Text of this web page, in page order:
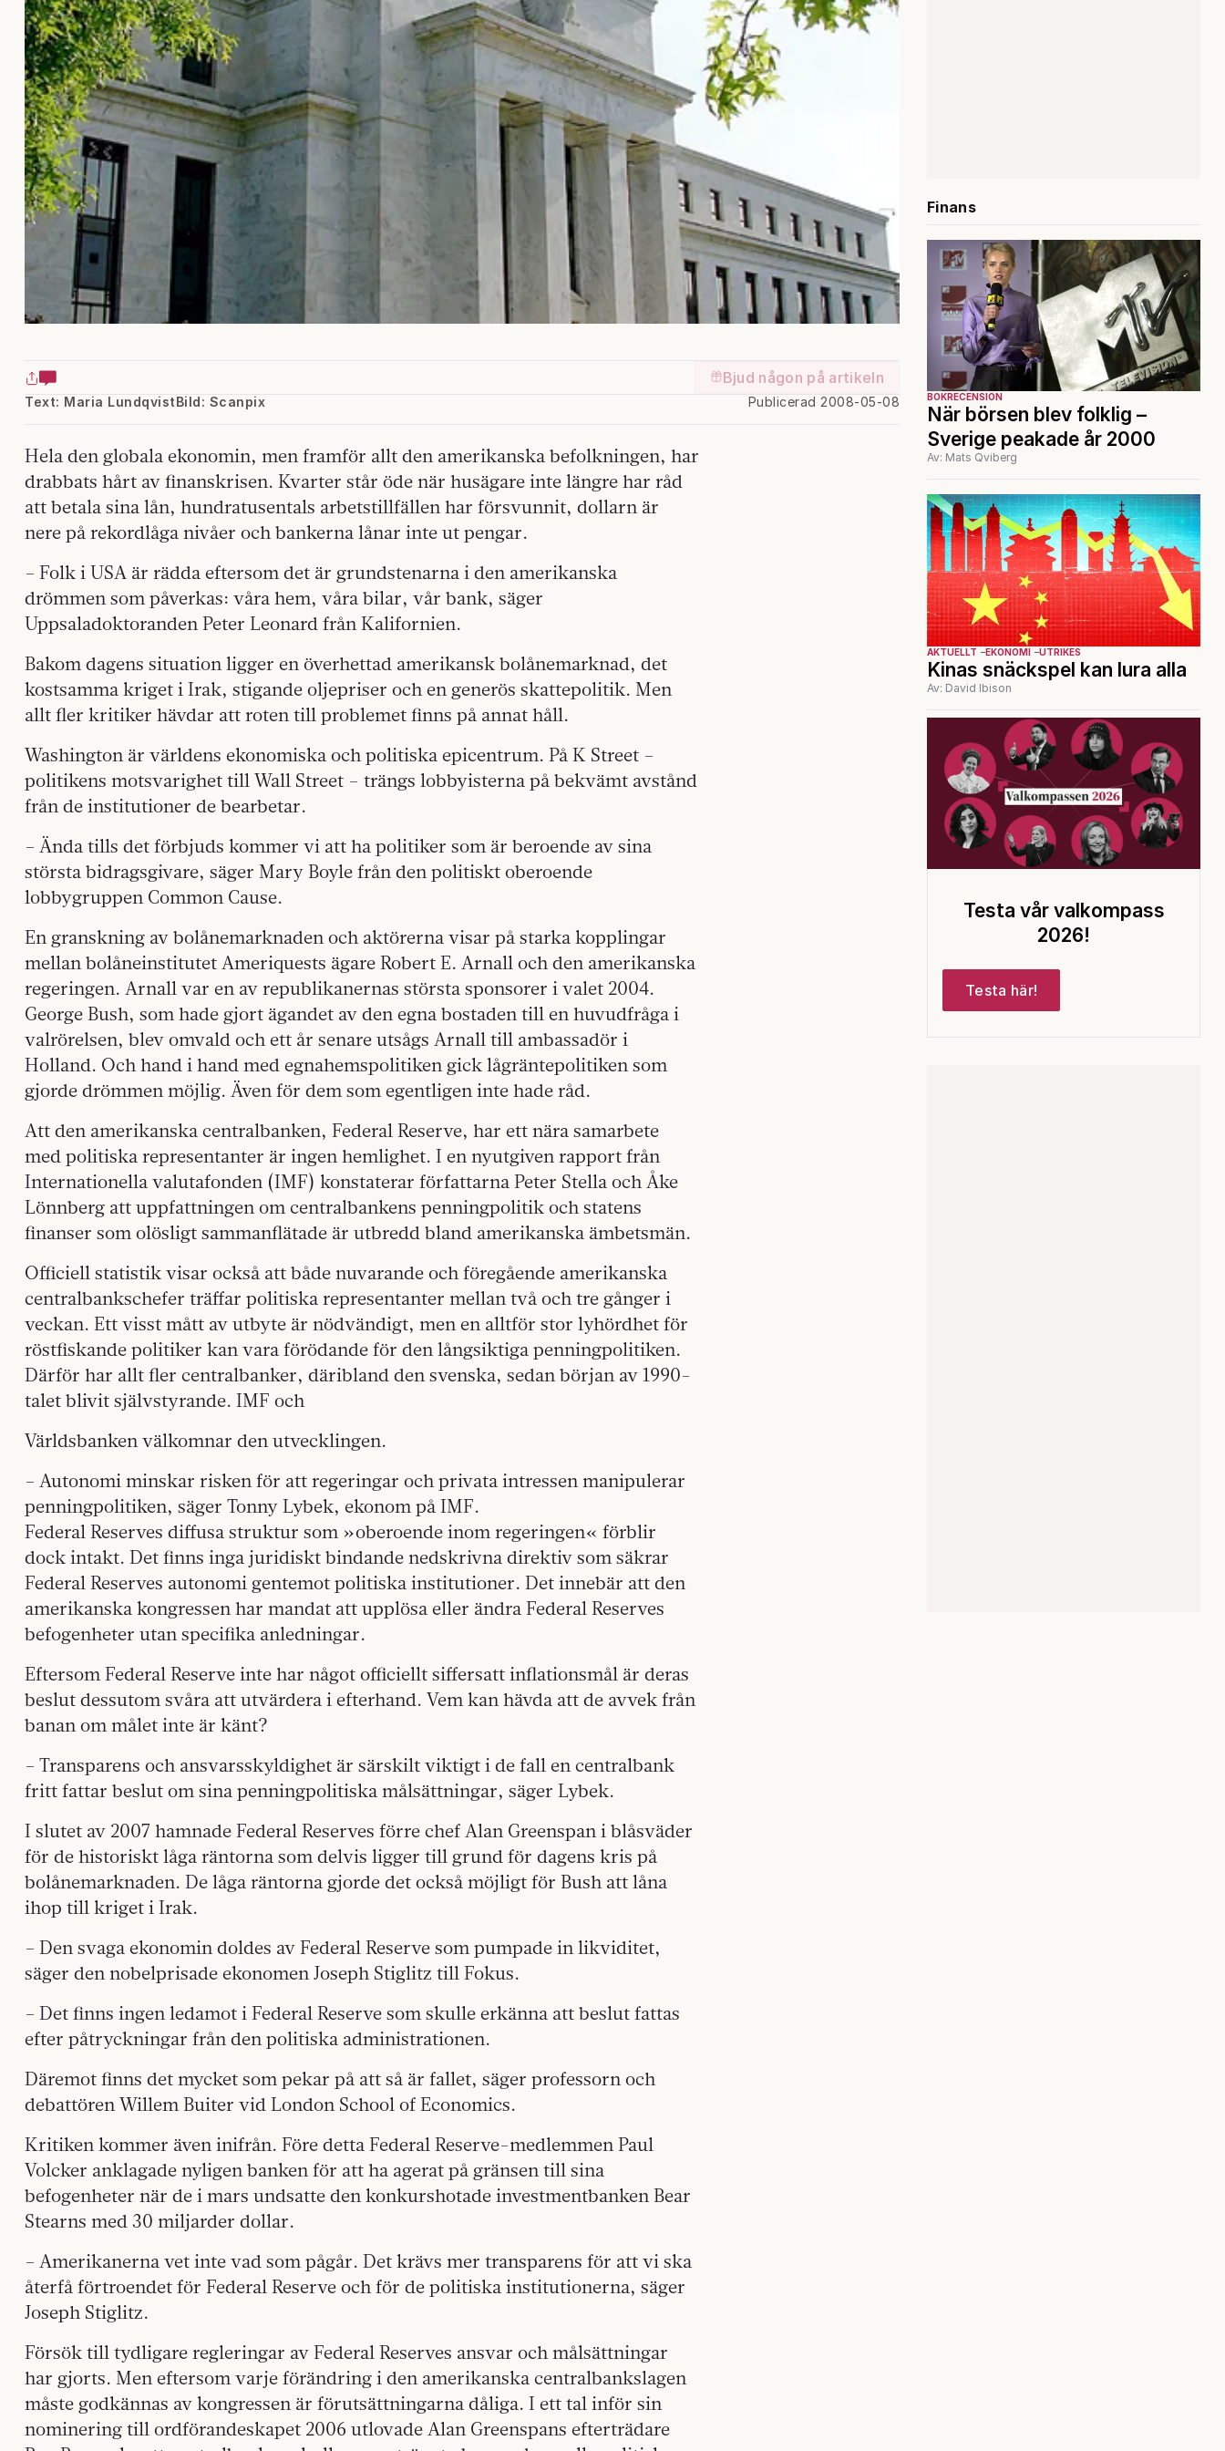
Bjud någon på artikeln
Text: Maria Lundqvist Publicerad 2008-05-08
Bild: Scanpix
Hela den globala ekonomin, men framför allt den amerikanska befolkningen, har
drabbats hårt av finanskrisen. Kvarter står öde när husägare inte längre har råd
att betala sina lån, hundratusentals arbetstillfällen har försvunnit, dollarn är
nere på rekordlåga nivåer och bankerna lånar inte ut pengar.
– Folk i USA är rädda eftersom det är grundstenarna i den amerikanska
drömmen som påverkas: våra hem, våra bilar, vår bank, säger
Uppsaladoktoranden Peter Leonard från Kalifornien.
Bakom dagens situation ligger en överhettad amerikansk bolånemarknad, det
kostsamma kriget i Irak, stigande oljepriser och en generös skattepolitik. Men
allt fler kritiker hävdar att roten till problemet finns på annat håll.
Washington är världens ekonomiska och politiska epicentrum. På K Street –
politikens motsvarighet till Wall Street – trängs lobbyisterna på bekvämt avstånd
från de institutioner de bearbetar.
– Ända tills det förbjuds kommer vi att ha politiker som är beroende av sina
största bidragsgivare, säger Mary Boyle från den politiskt oberoende
lobbygruppen Common Cause.
En granskning av bolånemarknaden och aktörerna visar på starka kopplingar
mellan bolåneinstitutet Ameriquests ägare Robert E. Arnall och den amerikanska
regeringen. Arnall var en av republikanernas största sponsorer i valet 2004.
George Bush, som hade gjort ägandet av den egna bostaden till en huvudfråga i
valrörelsen, blev omvald och ett år senare utsågs Arnall till ambassadör i
Holland. Och hand i hand med egnahemspolitiken gick lågräntepolitiken som
gjorde drömmen möjlig. Även för dem som egentligen inte hade råd.
Att den amerikanska centralbanken, Federal Reserve, har ett nära samarbete
med politiska representanter är ingen hemlighet. I en nyutgiven rapport från
Internationella valutafonden (IMF) konstaterar författarna Peter Stella och Åke
Lönnberg att uppfattningen om centralbankens penningpolitik och statens
finanser som olösligt sammanflätade är utbredd bland amerikanska ämbetsmän.
Officiell statistik visar också att både nuvarande och föregående amerikanska
centralbankschefer träffar politiska representanter mellan två och tre gånger i
veckan. Ett visst mått av utbyte är nödvändigt, men en alltför stor lyhördhet för
röstfiskande politiker kan vara förödande för den långsiktiga penningpolitiken.
Därför har allt fler centralbanker, däribland den svenska, sedan början av 1990-
talet blivit självstyrande. IMF och
Världsbanken välkomnar den utvecklingen.
– Autonomi minskar risken för att regeringar och privata intressen manipulerar
penningpolitiken, säger Tonny Lybek, ekonom på IMF.
Federal Reserves diffusa struktur som »oberoende inom regeringen« förblir
dock intakt. Det finns inga juridiskt bindande nedskrivna direktiv som säkrar
Federal Reserves autonomi gentemot politiska institutioner. Det innebär att den
amerikanska kongressen har mandat att upplösa eller ändra Federal Reserves
befogenheter utan specifika anledningar.
Eftersom Federal Reserve inte har något officiellt siffersatt inflationsmål är deras
beslut dessutom svåra att utvärdera i efterhand. Vem kan hävda att de avvek från
banan om målet inte är känt?
– Transparens och ansvarsskyldighet är särskilt viktigt i de fall en centralbank
fritt fattar beslut om sina penningpolitiska målsättningar, säger Lybek.
I slutet av 2007 hamnade Federal Reserves förre chef Alan Greenspan i blåsväder
för de historiskt låga räntorna som delvis ligger till grund för dagens kris på
bolånemarknaden. De låga räntorna gjorde det också möjligt för Bush att låna
ihop till kriget i Irak.
– Den svaga ekonomin doldes av Federal Reserve som pumpade in likviditet,
säger den nobelprisade ekonomen Joseph Stiglitz till Fokus.
– Det finns ingen ledamot i Federal Reserve som skulle erkänna att beslut fattas
efter påtryckningar från den politiska administrationen.
Däremot finns det mycket som pekar på att så är fallet, säger professorn och
debattören Willem Buiter vid London School of Economics.
Kritiken kommer även inifrån. Före detta Federal Reserve-medlemmen Paul
Volcker anklagade nyligen banken för att ha agerat på gränsen till sina
befogenheter när de i mars undsatte den konkurshotade investmentbanken Bear
Stearns med 30 miljarder dollar.
– Amerikanerna vet inte vad som pågår. Det krävs mer transparens för att vi ska
återfå förtroendet för Federal Reserve och för de politiska institutionerna, säger
Joseph Stiglitz.
Försök till tydligare regleringar av Federal Reserves ansvar och målsättningar
har gjorts. Men eftersom varje förändring i den amerikanska centralbankslagen
måste godkännas av kongressen är förutsättningarna dåliga. I ett tal inför sin
nominering till ordförandeskapet 2006 utlovade Alan Greenspans efterträdare
Finans
BOKRECENSION
När börsen blev folklig –
Sverige peakade år 2000
Av: Mats Qviberg
AKTUELLT EKONOMI UTRIKES
Kinas snäckspel kan lura alla
Av: David Ibison
Testa vår valkompass
2026!
Testa här!